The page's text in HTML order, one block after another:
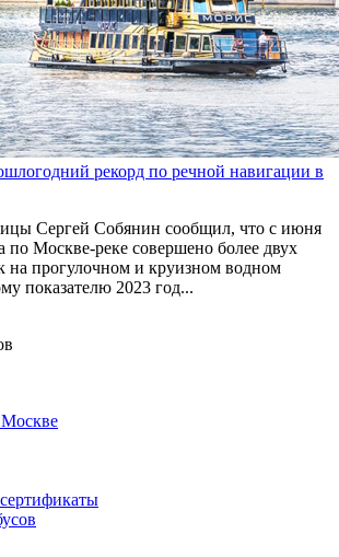
рекорд по речной навигации в
Сергей Собянин сообщил, что с июня
по Москве-реке совершено более двух
на прогулочном и круизном водном
показателю 2023 год...